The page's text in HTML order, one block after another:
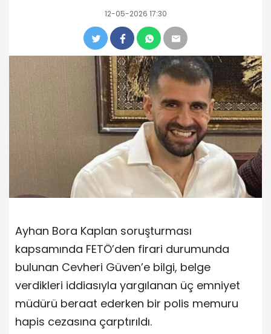
12-05-2026 17:30
Ayhan Bora Kaplan soruşturması
kapsamında FETÖ’den firari durumunda
bulunan Cevheri Güven’e bilgi, belge
verdikleri iddiasıyla yargılanan üç emniyet
müdürü beraat ederken bir polis memuru
hapis cezasına çarptırıldı.